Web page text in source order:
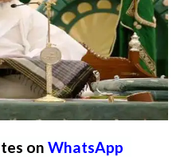
on WhatsApp